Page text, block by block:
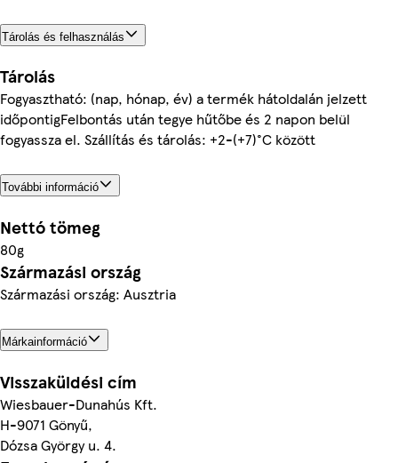
Tárolás és felhasználás
Tárolás
Fogyasztható: (nap, hónap, év) a termék hátoldalán jelzett
időpontigFelbontás után tegye hűtőbe és 2 napon belül
fogyassza el. Szállítás és tárolás: +2-(+7)°C között
További információ
Nettó tömeg
80g
Származási ország
Származási ország: Ausztria
Márkainformáció
Visszaküldési cím
Wiesbauer-Dunahús Kft.
H-9071 Gönyű,
Dózsa György u. 4.